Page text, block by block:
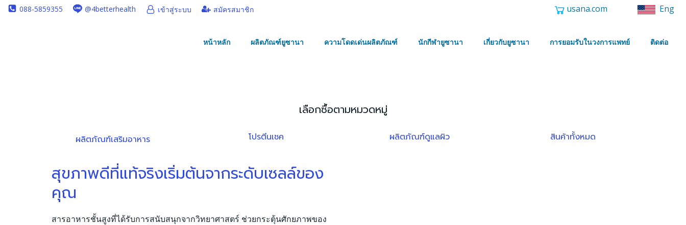
Skip 088-5859355 @4betterhealth เข้าสู่ระบบ สมัครสมาชิก usana.com Eng
หน้าหลัก ผลิตภัณฑ์ยูซานา ความโดดเด่นผลิตภัณฑ์ นักกีฬายูซานา เกี่ยวกับยูซานา การยอมรับในวงการแพทย์ ติดต่อ
เลือกซื้อตามหมวดหมู่
ผลิตภัณฑ์เสริมอาหาร โปรตีนเชค ผลิตภัณฑ์ดูแลผิว สินค้าทั้งหมด
สุขภาพดีที่แท้จริงเริ่มต้นจากระดับเซลล์ของ
คุณ
สารอาหารชั้นสูงที่ได้รับการสนับสนุกจากวิทยาศาสตร์ ช่วยกระตุ้นศักยภาพของ